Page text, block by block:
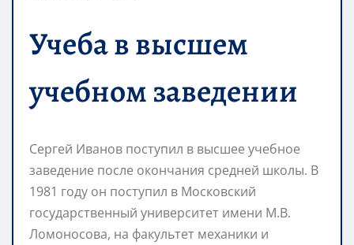
Учеба в высшем
учебном заведении
Сергей Иванов поступил в высшее учебное
заведение после окончания средней школы. В
1981 году он поступил в Московский
государственный университет имени М.В.
Ломоносова, на факультет механики и